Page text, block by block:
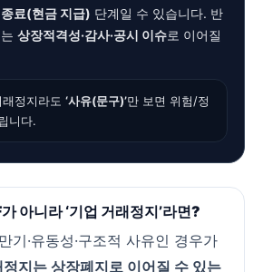
료(현금 지급) 단계일 수 있습니다. 반
상장적격성·감사·공시 이슈로 이어질
정지라도 ‘사유(문구)’만 보면 위험/정
니다.
아니라 ‘기업 거래정지’라면?
기·유동성·구조적 사유인 경우가
정지는 상장폐지로 이어질 수 있는